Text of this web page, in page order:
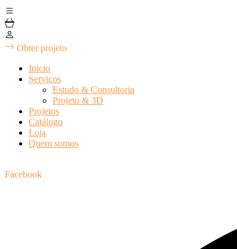
Obter projeto
Inicio
Serviços
Estudo & Consultoria
Projeto & 3D
Projetos
Catálogo
Loja
Quem somos
Facebook